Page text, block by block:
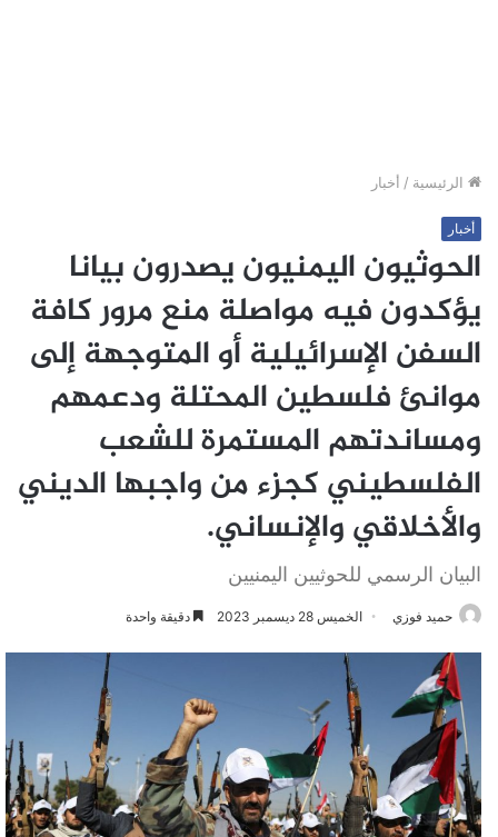
الرئيسية / أخبار
أخبار
الحوثيون اليمنيون يصدرون بيانا
يؤكدون فيه مواصلة منع مرور كافة
السفن الإسرائيلية أو المتوجهة إلى
موانئ فلسطين المحتلة ودعمهم
ومساندتهم المستمرة للشعب
الفلسطيني كجزء من واجبها الديني
والأخلاقي والإنساني.
البيان الرسمي للحوثيين اليمنيين
حميد فوزي الخميس 28 ديسمبر 2023 دقيقة واحدة